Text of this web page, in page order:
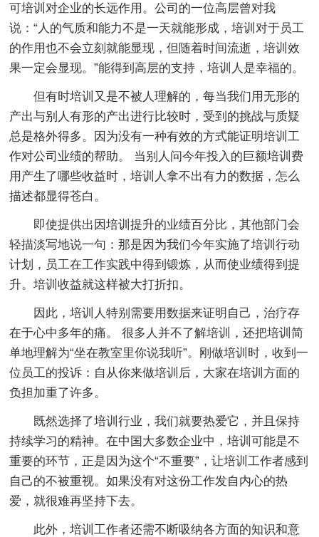
可培训对企业的长远作用。公司的一位高层曾对我
说：“人的气质和能力不是一天就能形成，培训对于员工
的作用也不会立刻就能显现，但随着时间流逝，培训效
果一定会显现。”能得到高层的支持，培训人是幸福的。
但有时培训又是不被人理解的，每当我们用无形的
产出与别人有形的产出进行比较时，受到的挑战与质疑
总是格外得多。因为没有一种有效的方式能证明培训工
作对公司业绩的帮助。 当别人问今年投入的巨额培训费
用产生了哪些收益时，培训人拿不出有力的数据，怎么
描述都显得苍白。
即使提供出因培训提升的业绩百分比，其他部门会
轻描淡写地说一句：那是因为我们今年实施了培训行动
计划，员工在工作实践中得到锻炼，从而使业绩得到提
升。培训收益就这样被大打折扣。
因此，培训人特别需要用数据来证明自己，治疗存
在于心中多年的痛。 很多人并不了解培训，还把培训简
单地理解为“坐在教室里你说我听”。刚做培训时，收到一
位员工的投诉：自从你来做培训后，大家在培训方面的
负担加重了许多。
既然选择了培训行业，我们就要热爱它，并且保持
持续学习的精神。在中国大多数企业中，培训可能是不
重要的环节，正是因为这个“不重要”，让培训工作者感到
自己的不被重视。如果没有对这份工作发自内心的热
爱，就很难再坚持下去。
此外，培训工作者还需不断吸纳各方面的知识和意